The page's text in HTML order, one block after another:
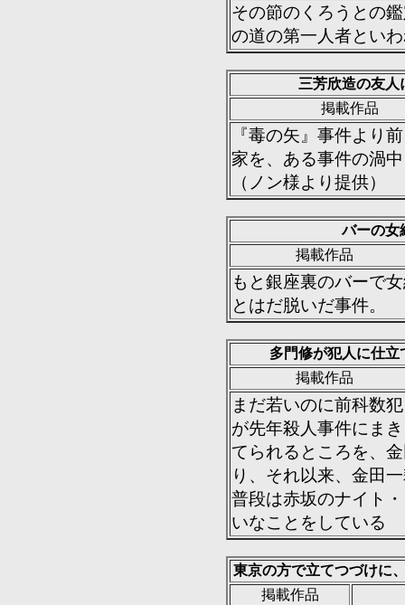
その節のくろうとの
の道の第一人者とい
三芳欣造の友人
掲載作品
『毒の矢』事件より
家を、ある事件の渦
（ノン様より提供）
バーの女
掲載作品
もと銀座裏のバーで
とはだ脱いだ事件。
多門修が犯人に仕
掲載作品
まだ若いのに前科数
が先年殺人事件にま
てられるところを、
り、それ以来、金田
普段は赤坂のナイト
いなことをしている
東京の方で立てつづけに
掲載作品